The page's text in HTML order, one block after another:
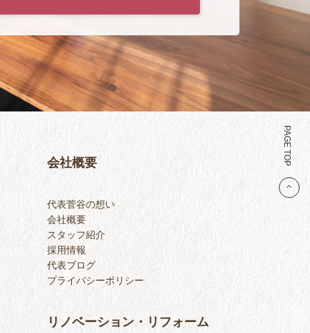
PAGE TOP
会社概要
代表菅谷の想い
会社概要
スタッフ紹介
採用情報
代表ブログ
プライバシーポリシー
リノベーション・リフォーム